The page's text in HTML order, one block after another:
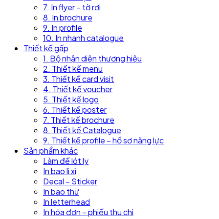
7. In flyer – tờ rơi
8. In brochure
9. In profile
10. In nhanh catalogue
Thiết kế gấp
1. Bộ nhận diện thương hiệu
2. Thiết kế menu
3. Thiết kế card visit
4. Thiết kế voucher
5. Thiết kế logo
6. Thiết kế poster
7. Thiết kế brochure
8. Thiết kế Catalogue
9. Thiết kế profile – hồ sơ năng lực
Sản phẩm khác
Làm đế lót ly
In bao lì xì
Decal – Sticker
In bao thư
In letterhead
In hóa đơn – phiếu thu chi